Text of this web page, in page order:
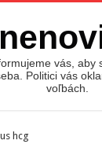
vás, aby
Politici vás
voľbách.
hcg